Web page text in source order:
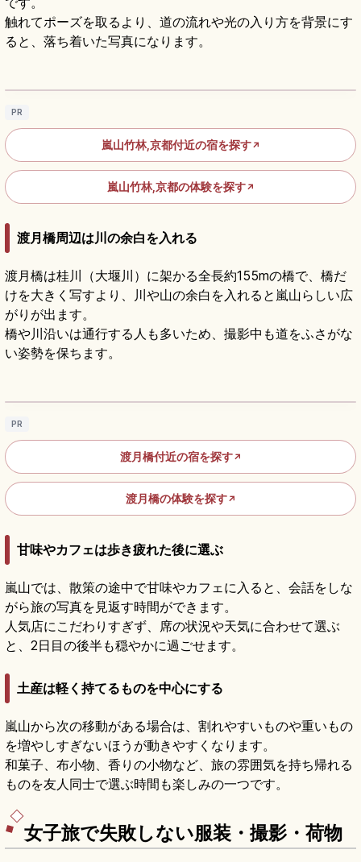
触れてポーズを取るより、道の流れや光の入り方を背景にす
ると、落ち着いた写真になります。
嵐山竹林の小径の見どころ｜嵯峨野を歩く京
PR
嵐山竹林,京都付近の宿を探す↗
嵐山竹林,京都の体験を探す↗
渡月橋周辺は川の余白を入れる
渡月橋は桂川（大堰川）に架かる全長約155mの橋で、橋だ
けを大きく写すより、川や山の余白を入れると嵐山らしい広
がりが出ます。
橋や川沿いは通行する人も多いため、撮影中も道をふさがな
い姿勢を保ちます。
渡月橋の見どころ｜嵐山の桂川と四季の景色
PR
渡月橋付近の宿を探す↗
渡月橋の体験を探す↗
甘味やカフェは歩き疲れた後に選ぶ
嵐山では、散策の途中で甘味やカフェに入ると、会話をしな
がら旅の写真を見返す時間ができます。
人気店にこだわりすぎず、席の状況や天気に合わせて選ぶ
と、2日目の後半も穏やかに過ごせます。
土産は軽く持てるものを中心にする
嵐山から次の移動がある場合は、割れやすいものや重いもの
を増やしすぎないほうが動きやすくなります。
和菓子、布小物、香りの小物など、旅の雰囲気を持ち帰れる
ものを友人同士で選ぶ時間も楽しみの一つです。
女子旅で失敗しない服装・撮影・荷物